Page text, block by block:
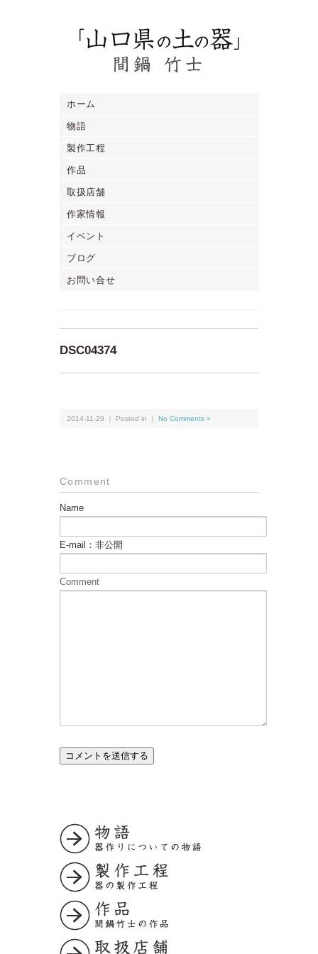
ホーム
物語
製作工程
作品
取扱店舗
作家情報
イベント
ブログ
お問い合せ
DSC04374
2014-11-29 ｜ Posted in ｜ No Comments »
Comment
Name
E-mail：非公開
Comment